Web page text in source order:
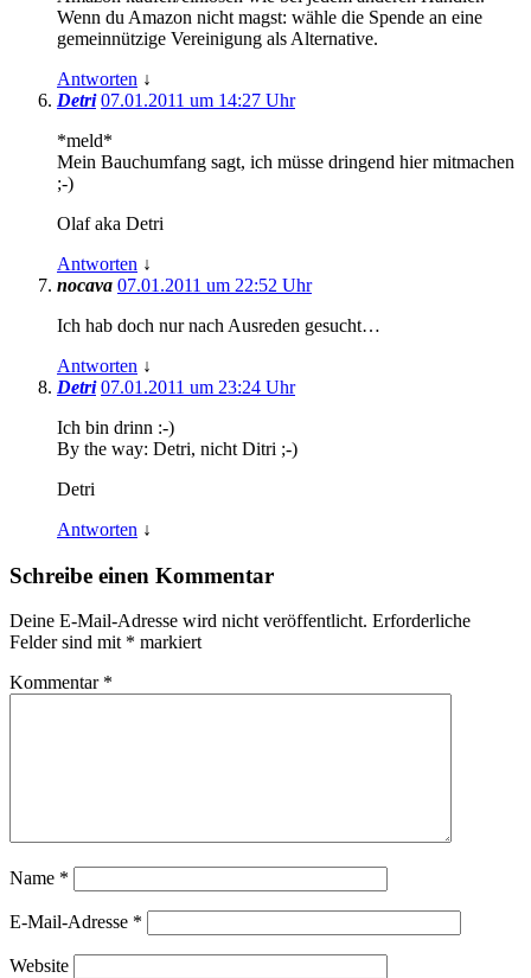
Wenn du Amazon nicht magst: wähle die Spende an eine
gemeinnützige Vereinigung als Alternative.
Antworten ↓
Detri 07.01.2011 um 14:27 Uhr
*meld*
Mein Bauchumfang sagt, ich müsse dringend hier mitmachen
;-)
Olaf aka Detri
Antworten ↓
nocava 07.01.2011 um 22:52 Uhr
Ich hab doch nur nach Ausreden gesucht…
Antworten ↓
Detri 07.01.2011 um 23:24 Uhr
Ich bin drinn :-)
By the way: Detri, nicht Ditri ;-)
Detri
Antworten ↓
Schreibe einen Kommentar
Deine E-Mail-Adresse wird nicht veröffentlicht. Erforderliche
Felder sind mit * markiert
Kommentar *
Name *
E-Mail-Adresse *
Website